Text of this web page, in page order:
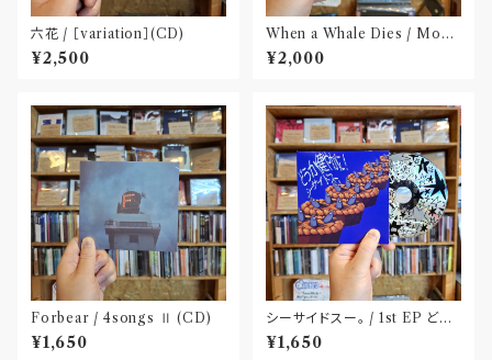
六花 / ［variation］(CD)
¥2,500
When a Whale Dies / Moby
Dick(CD)
¥2,000
Forbear / 4songs Ⅱ (CD)
¥1,650
シーサイドスー。 / 1st EP どう
か健やかに！(CD)〝静岡県三島
市〟
¥1,650